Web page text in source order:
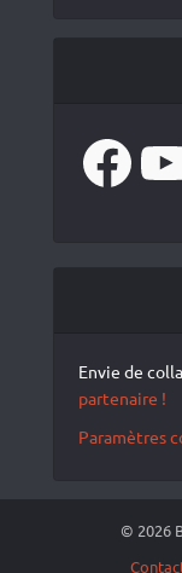
Facebook
Envie de
partenaire !
Paramètres
© 2026